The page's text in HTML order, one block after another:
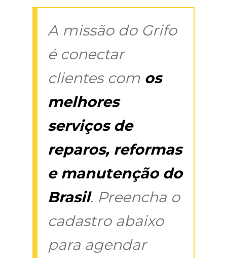
A missão do Grifo
é conectar
clientes com os
melhores
serviços de
reparos, reformas
e manutenção do
Brasil. Preencha o
cadastro abaixo
para agendar